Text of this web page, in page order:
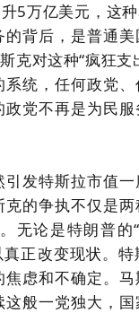
5万亿美元，这
背后，是普通
克对这种“疯狂支
统，任何政党、
党不再是为民
发特斯拉市值
的争执不仅是两
无论是特朗普的
正改变现状。
虑和不确定。
般一党独大，